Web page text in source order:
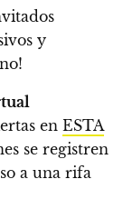
y
!
en ESTA
se registren
a una rifa